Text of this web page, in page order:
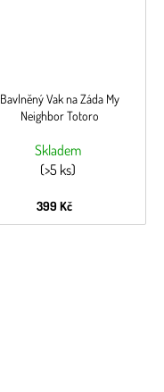
Bavlněný Vak na Záda My
Neighbor Totoro
Skladem
(>5 ks)
399 Kč